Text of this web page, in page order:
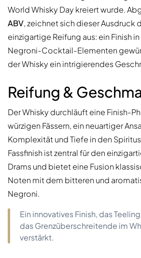
World Whisky Day kreiert wurde.
ABV, zeichnet sich dieser Ausdruck
einzigartige Reifung aus: ein Finish
Negroni-Cocktail-Elementen
der Whisky ein intrigierendes
Reifung &
Der Whisky durchläuft eine Finish-
würzigen Fässern, ein neuartiger
Komplexität und Tiefe in den
Fassfinish ist zentral für den
Drams und bietet eine Fusion
Noten mit dem bitteren und
Negroni.
Ein innovatives Finish, das
das Grenzüberschreitende im
verstärkt.